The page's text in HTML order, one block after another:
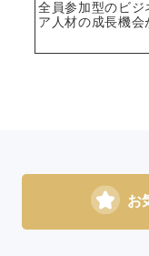
全員参加型のビジ
ア人材の成長機会
お